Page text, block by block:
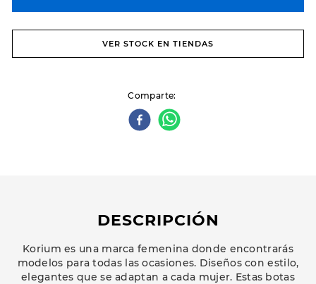
VER STOCK EN TIENDAS
Comparte
DESCRIPCIÓN
Korium es una marca femenina donde encontrarás
modelos para todas las ocasiones. Diseños con estilo,
elegantes que se adaptan a cada mujer. Estas botas